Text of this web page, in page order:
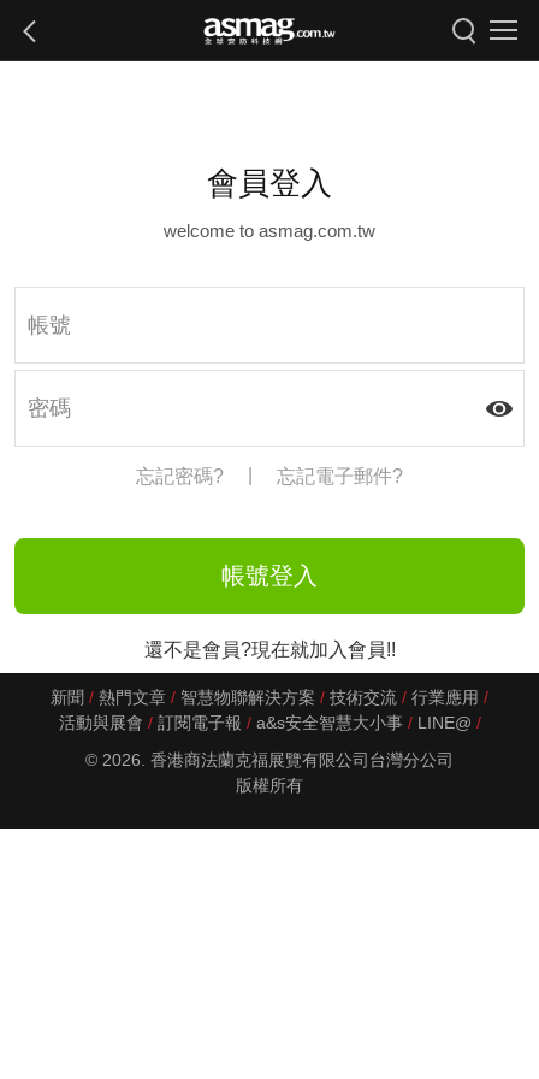
會員登入
welcome to asmag.com.tw
忘記密碼? 忘記電子郵件?
還不是會員?現在就加入會員!!
新聞 熱門文章 智慧物聯解決方案 技術交流
行業應用
活動與展會
訂閱電子報 a&s安全智慧大小事
LINE@
© 2026. 香港商法蘭克福展覽有限公司台灣分公司
版權所有